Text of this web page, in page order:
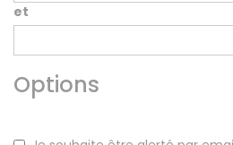
et
Options